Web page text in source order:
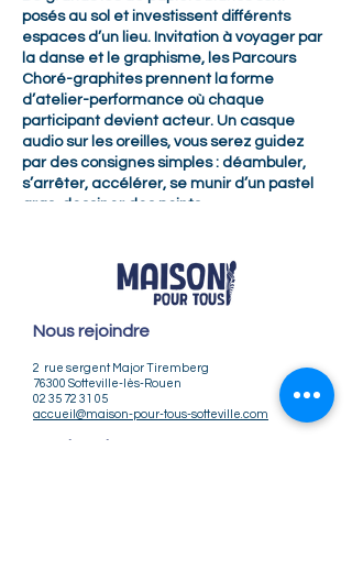
posés au sol et investissent différents
espaces d’un lieu. Invitation à voyager par
la danse et le graphisme, les Parcours
Choré-graphites prennent la forme
d’atelier-performance où chaque
participant devient acteur. Un casque
audio sur les oreilles, vous serez guidez
par des consignes simples : déambuler,
s’arrêter, accélérer, se munir d’un pastel
gras, dessiner des points…
projet en train de se faire, un moment
dansé unique où émerge une oeuvre
Plus d’informations.
RÉSERVATION INDISPENSABLE
POur découvrir le parcours chorégraphite
Nous rejoindre
2 rue sergent Major Tiremberg
76300 Sotteville-lès-Rouen
02 35 72 31 05
accueil@maison-pour-tous-sotteville.com